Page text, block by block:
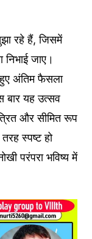
रहे हैं, जिसमें
निभाई जाए।
हुए अंतिम फैसला
बार यह उत्सव
और सीमित रूप
स्पष्ट हो
परंपरा भविष्य में